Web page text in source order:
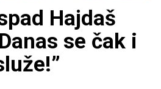
Hajdaš
se čak i